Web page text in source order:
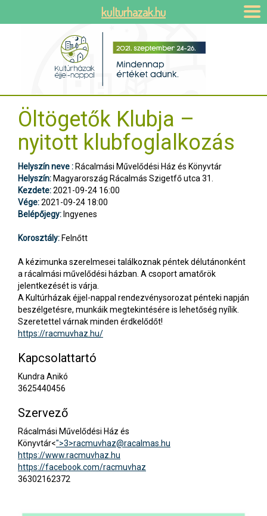
Öltögetők Klubja –
nyitott klubfoglalkozás
Helyszín neve : Rácalmási Művelődési Ház és Könyvtár
Helyszín: Magyarország Rácalmás Szigetfő utca 31.
Kezdete:2021-09-24 16:00
Vége:2021-09-24 18:00
Belépőjegy: Ingyenes
Korosztály: Felnőtt
A kézimunka szerelmesei találkoznak péntek délutánonként
a rácalmási művelődési házban. A csoport amatőrök
jelentkezését is várja.
A Kultúrházak éjjel-nappal rendezvénysorozat pénteki napján
beszélgetésre, munkáik megtekintésére is lehetőség nyílik.
Szeretettel várnak minden érdkelődőt!
https://racmuvhaz.hu/
Kapcsolattartó
Kundra Anikó
3625440456
Szervező
Rácalmási Művelődési Ház és
Könyvtár<">3>racmuvhaz@racalmas.hu
https://www.racmuvhaz.hu
https://facebook.com/racmuvhaz
36302162372
kulturhazak.hu